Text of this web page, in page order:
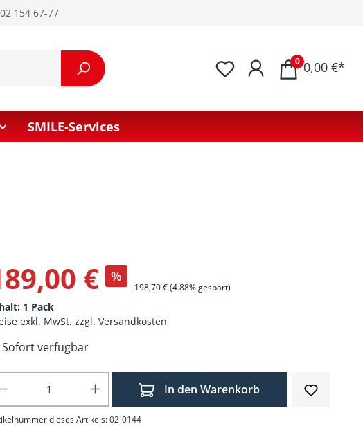
154 67-77
0 0,00 €*
SMILE-Services
€ %
198,70 €(4.88% gespart)
1 Pack
exkl. MwSt. zzgl. Versandkosten
Sofort verfügbar
Anzahl: Gib den gewünschten Wert
In den Warenkorb
dieses Artikels: 02-0144